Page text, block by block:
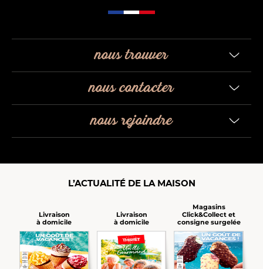
nous trouver
nous contacter
nous rejoindre
L’ACTUALITÉ DE LA MAISON
Livraison
à domicile
Livraison
à domicile
Magasins
Click&Collect et
consigne surgelée